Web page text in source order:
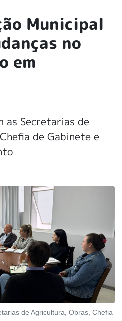
Municipal
no
em
as Secretarias de
de Gabinete e
de Agricultura, Obras, Chefia